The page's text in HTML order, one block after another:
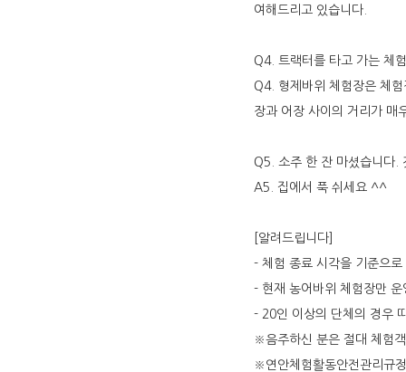
여해드리고 있습니다.
Q4. 트랙터를 타고 가는 체
Q4. 형제바위 체험장은 체
장과 어장 사이의 거리가 매
Q5. 소주 한 잔 마셨습니다.
A5. 집에서 푹 쉬세요 ^^
[알려드립니다]
- 체험 종료 시각을 기준으
- 현재 농어바위 체험장만 운
- 20인 이상의 단체의 경우
※음주하신 분은 절대 체험
※연안체험활동안전관리규